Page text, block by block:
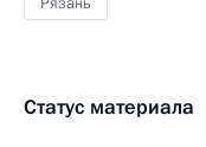
Статус материала